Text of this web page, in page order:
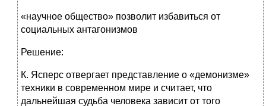
«научное общество» позволит избавиться от
социальных антагонизмов
Решение:
К. Ясперс отвергает представление о «демонизме»
техники в современном мире и считает, что
дальнейшая судьба человека зависит от того